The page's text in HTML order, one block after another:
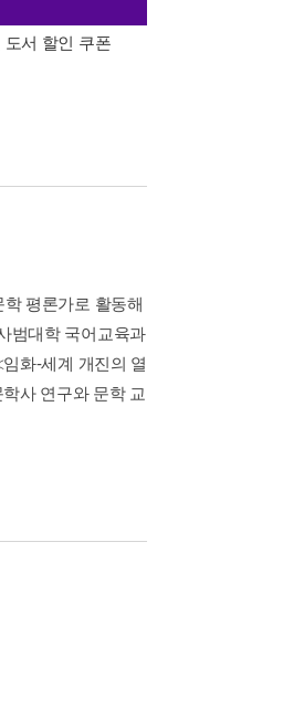
도서 할인 쿠폰
평론가로 활동해
범대학 국어교육과
화-세계 개진의 열
사 연구와 문학 교